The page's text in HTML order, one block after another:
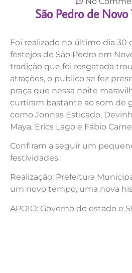
São Pedro de
Foi realizado no último dia 30
festejos de São Pedro em
tradição que foi resgatada
atrações, o publico se fez
praça que nessa noite
curtiram bastante ao som de
como Jonnas Esticado,
Maya, Erics Lago e Fábio
Confiram a seguir um
festividades.
Realização: Prefeitura
um novo tempo, uma nova
APOIO: Governo do estado e